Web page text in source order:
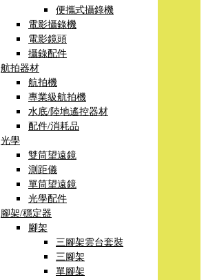
便攜式攝錄機
電影攝錄機
電影鏡頭
攝錄配件
航拍器材
航拍機
專業級航拍機
水底/陸地遙控器材
配件/消耗品
光學
雙筒望遠鏡
測距儀
單筒望遠鏡
光學配件
腳架/穩定器
腳架
三腳架雲台套裝
三腳架
單腳架